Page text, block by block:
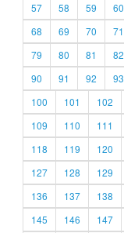
57
58 59 60
68
69 70 71
79
80 81 82
90
91 92 93
100
101 102
109
110 111
118
119 120
127
128 129
136
137 138
145
146 147